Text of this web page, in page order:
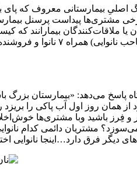
لباس فُرم برخی‌ مشتری‌ها پیداست
ملاقات‌کنندگان بیمارانند
در آن مشغول کارند.
پاسخ می‌دهد: «بیمارستان
همان روز اول آب پاکی را
و فِرز باشید وبا مشتری‌ها
مشتریان دائمی کدام
دیگر فرق دارد…اینجا